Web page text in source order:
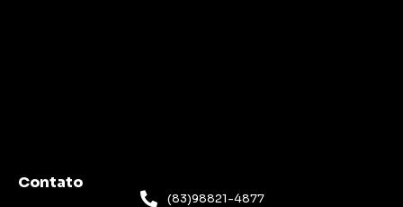
Contato
(83)98821-4877